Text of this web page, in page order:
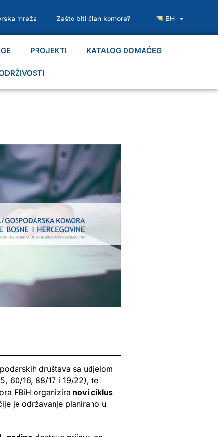
mreža Zašto biti član komore? BH
PROJEKTI KATALOG DOMAĆEG
društava sa udjelom
60/16, 88/17 i 19/22), te
FBiH organizira novi ciklus
je održavanje planirano u